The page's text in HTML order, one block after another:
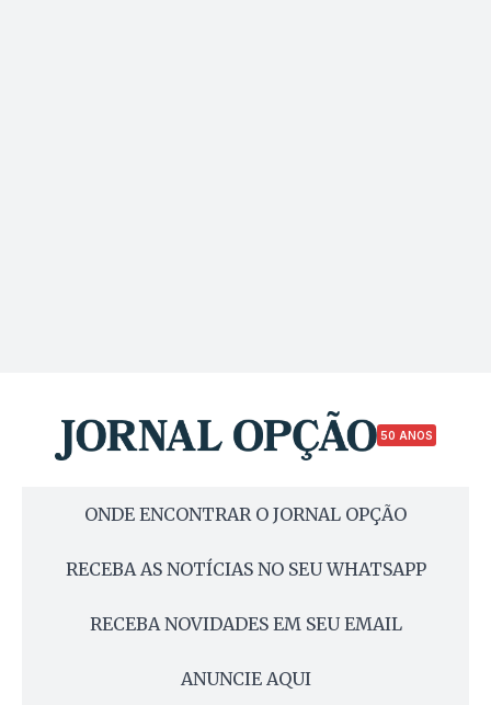
50 ANOS
ONDE ENCONTRAR O JORNAL OPÇÃO
RECEBA AS NOTÍCIAS NO SEU WHATSAPP
RECEBA NOVIDADES EM SEU EMAIL
ANUNCIE AQUI